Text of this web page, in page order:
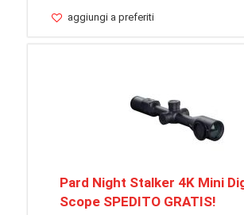
aggiungi a preferiti
Pard Night Stalker 4K Mini
Scope SPEDITO GRATIS!